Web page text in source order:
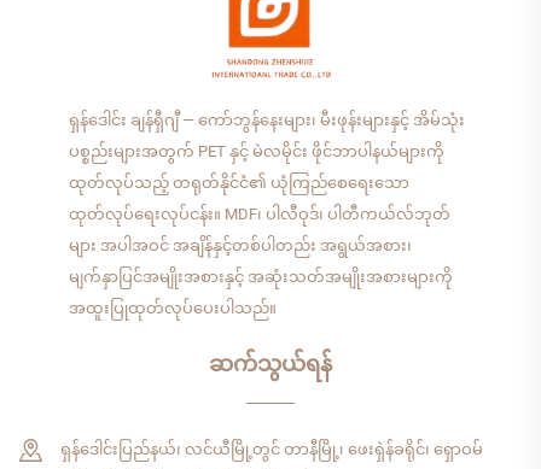
ရှန်ဒေါင်း ချန်ရှီဂျီ — ကော်ဘွန်နေးများ၊ မီးဖုန်းများနှင့် အိမ်သုံး
ပစ္စည်းများအတွက် PET နှင့် မဲလမိုင်း ဖိုင်ဘာပါနယ်များကို
ထုတ်လုပ်သည့် တရုတ်နိုင်ငံ၏ ယုံကြည်စေရေးသော
ထုတ်လုပ်ရေးလုပ်ငန်း။ MDF၊ ပါလီဝုဒ်၊ ပါတီကယ်လ်ဘုတ်
များ အပါအဝင် အချိန်နှင့်တစ်ပါတည်း အရွယ်အစား၊
မျက်နှာပြင်အမျိုးအစားနှင့် အဆုံးသတ်အမျိုးအစားများကို
အထူးပြုထုတ်လုပ်ပေးပါသည်။
ဆက်သွယ်ရန်
ရှန်ဒေါင်းပြည်နယ်၊ လင်ယီမြို့တွင် တာနီမြို့၊ ဖေးရှဲန်ခရိုင်၊ ရှောဝမ်